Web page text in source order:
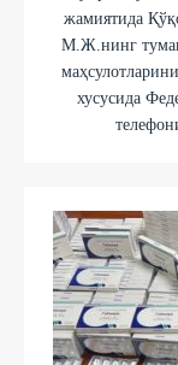
жамиятида
М.Ж.нинг
хусусида